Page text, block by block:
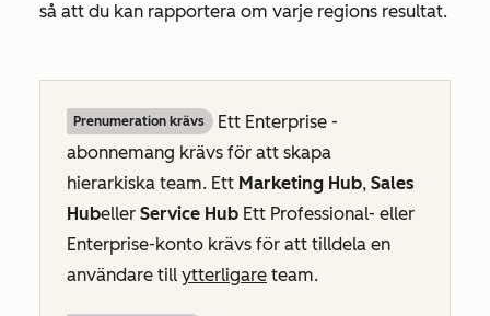
så att du kan rapportera om varje regions resultat.
Prenumeration krävs Ett Enterprise -
abonnemang krävs för att skapa
hierarkiska team. Ett Marketing Hub, Sales
Hubeller Service Hub Ett Professional- eller
Enterprise-konto krävs för att tilldela en
användare till ytterligare team.